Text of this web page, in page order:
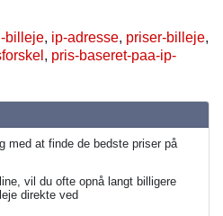
med at finde de bedste priser på
vil du ofte opnå langt billigere
direkte ved
billeje, ip-adresse, priser-billeje,
, pris-baseret-paa-ip-